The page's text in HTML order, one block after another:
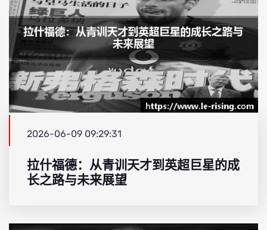
2026-06-09 09:29:31
拉什福德：从青训天才到英超巨星的成
长之路与未来展望